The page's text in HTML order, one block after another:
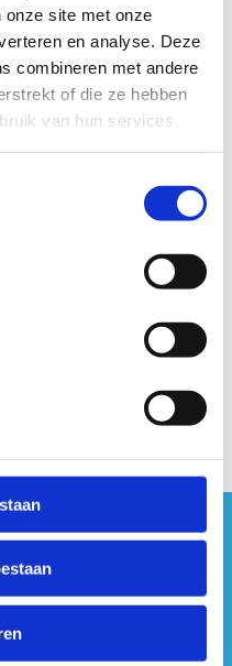
onze site met onze
en analyse. Deze
combineren met andere
of die ze hebben
van hun services.
respectievelijk 4,1 (blauw),
voor de groene lus moet je
makkelijk combineren.
over de porfier-
lopen. De paden zijn
media